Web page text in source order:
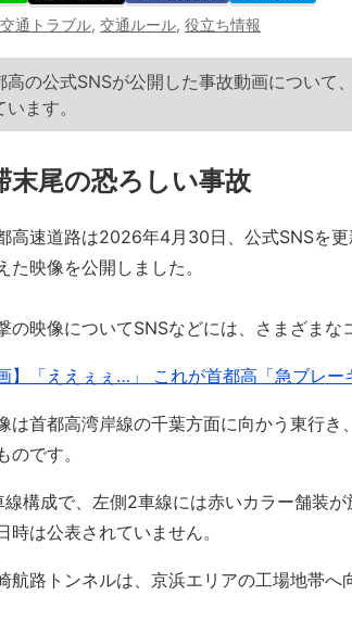
交通トラブル, 交通ルール, 役立ち情報
高の公式SNSが公開した事故動画について
ます。
末尾の恐ろしい事故
高速道路は2026年4月30日、公式SNSを
た映像を公開しました。
の映像についてSNSなどには、さまざまな
画】「ええぇぇ…」 これが首都高「急ブレ
は首都高湾岸線の千葉方面に向かう東行き
のです。
構成で、左側2車線には赤いカラー舗装が
時は公表されていません。
航路トンネルは、京浜エリアの工場地帯へ